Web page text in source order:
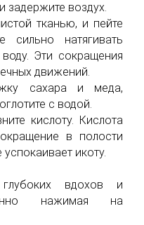
задержите воздух.
тканью, и пейте
натягивать
Эти сокращения
движений.
сахара и меда,
с водой.
кислоту. Кислота
в полости
икоту.
вдохов и
нажимая на